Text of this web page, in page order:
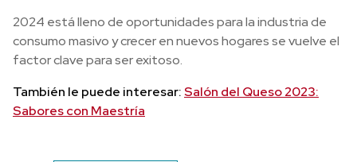
2024 está lleno de oportunidades para la industria de
consumo masivo y crecer en nuevos hogares se vuelve el
factor clave para ser exitoso.
También le puede interesar:Salón del Queso 2023:
Sabores con Maestría